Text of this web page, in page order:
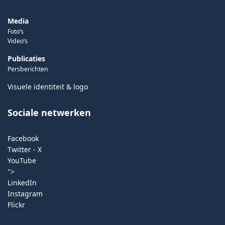
Media
Foto’s
Video’s
Publicaties
Persberichten
Visuele identiteit & logo
Sociale netwerken
Facebook
Twitter - X
YouTube
">
LinkedIn
Instagram
Flickr